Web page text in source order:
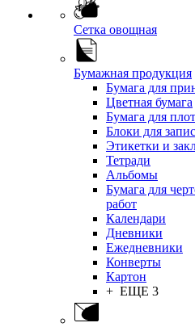
Сетка овощная
Бумажная продукция
Бумага для
Цветная бумага
Бумага для
Блоки для
Этикетки и
Тетради
Альбомы
Бумага для
работ
Календари
Дневники
Ежедневники
Конверты
Картон
+ ЕЩЕ 3